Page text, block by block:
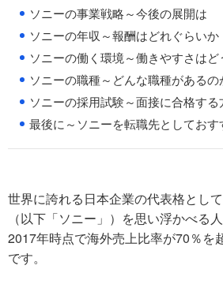
● ソニーの事業戦略～今後の展開は
● ソニーの年収～報酬はどれぐらいか
● ソニーの働く環境～働きやすさはど
● ソニーの職種～どんな職種があるの
● ソニーの採用試験～面接に合格する
● 最後に～ソニーを転職先としておす
世界に誇れる日本企業の代表格とし
（以下「ソニー」）を思い浮かべる
2017年時点で海外売上比率が70％を
です。